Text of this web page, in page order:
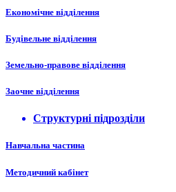
Економічне відділення
Будівельне відділення
Земельно-правове відділення
Заочне відділення
Структурні підрозділи
Навчальна частина
Методичний кабінет